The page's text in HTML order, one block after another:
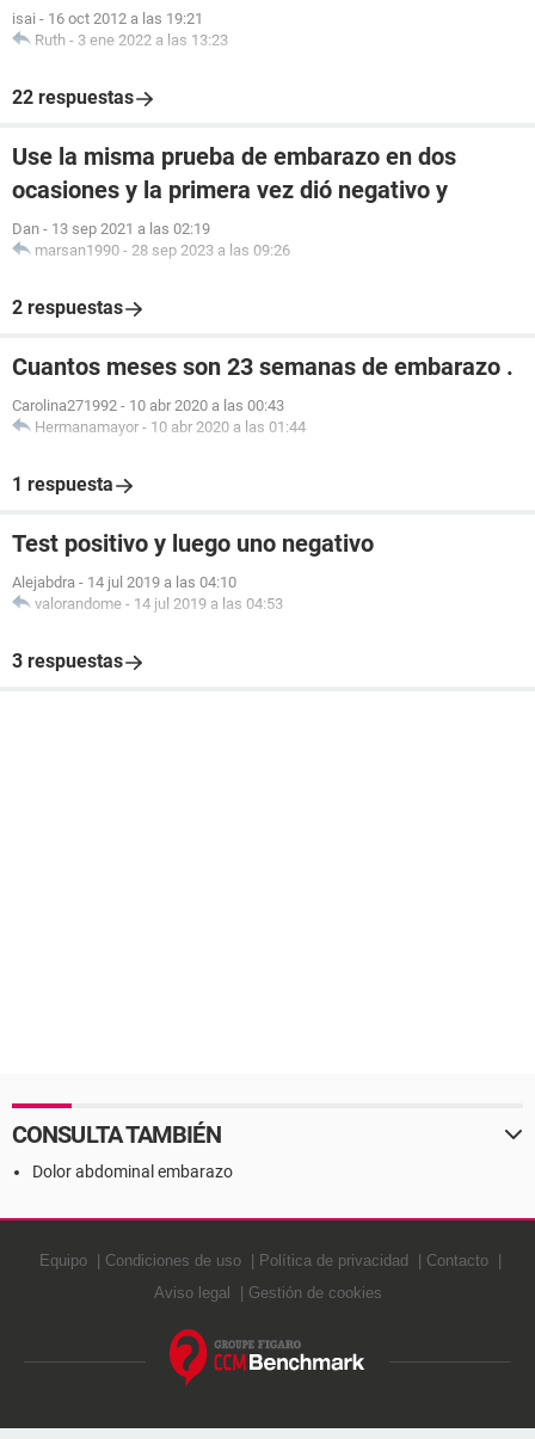
isai - 16 oct 2012 a las 19:21
Ruth - 3 ene 2022 a las 13:23
22 respuestas
Use la misma prueba de embarazo en dos
ocasiones y la primera vez dió negativo y
Dan - 13 sep 2021 a las 02:19
marsan1990 - 28 sep 2023 a las 09:26
2 respuestas
Cuantos meses son 23 semanas de embarazo .
Carolina271992 - 10 abr 2020 a las 00:43
Hermanamayor - 10 abr 2020 a las 01:44
1 respuesta
Test positivo y luego uno negativo
Alejabdra - 14 jul 2019 a las 04:10
valorandome - 14 jul 2019 a las 04:53
3 respuestas
CONSULTA TAMBIÉN
Dolor abdominal embarazo
Equipo Condiciones de uso Política de privacidad
Contacto
Aviso legal
Gestión de cookies